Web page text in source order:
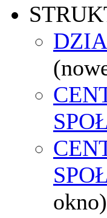
okno)